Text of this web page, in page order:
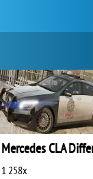
1 258x